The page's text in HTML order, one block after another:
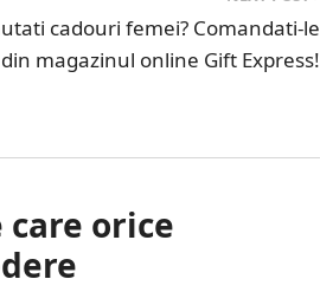
cadouri femei? Comandati-le
magazinul online Gift Express!
orice